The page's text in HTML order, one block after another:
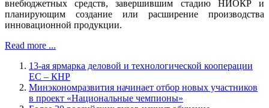
внебюджетных средств, завершившим стадию НИОКР и
планирующим создание или расширение производства
инновационной продукции.
Read more ...
13-ая ярмарка деловой и технологической кооперации
ЕС – КНР
Минэкономразвития начинает отбор новых участников
в проект «Национальные чемпионы»